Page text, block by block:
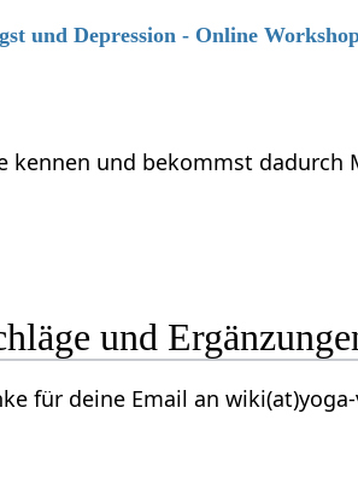
und Depression - Online
kennen und bekommst
und
mehr zum Thema Reinlich‏‎ ? Danke für deine Email an